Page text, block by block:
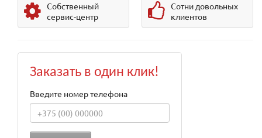
Собственный
сервис-центр
Сотни довольных
клиентов
Заказать в один клик!
Введите номер телефона